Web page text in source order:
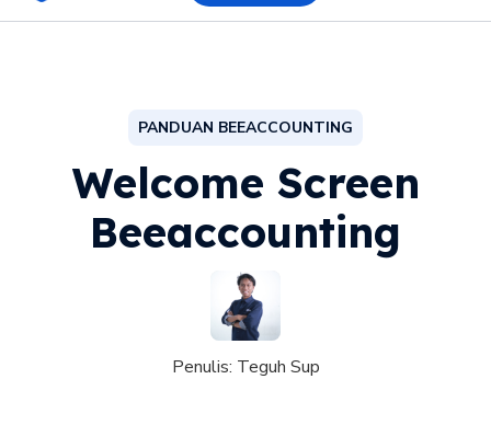
PANDUAN BEEACCOUNTING
Welcome Screen
Beeaccounting
Penulis: Teguh Sup